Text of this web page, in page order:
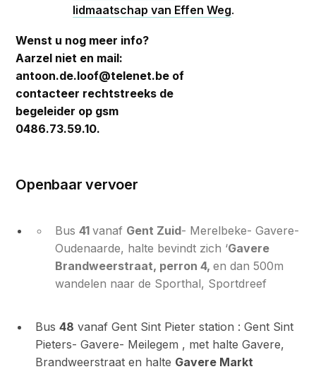
lidmaatschap van Effen Weg.
Wenst u nog meer info?
Aarzel niet en mail:
antoon.de.loof@telenet.be of
contacteer rechtstreeks de
begeleider op gsm
0486.73.59.10.
Openbaar vervoer
Bus41vanaf Gent Zuid- Merelbeke- Gavere-
Oudenaarde, halte bevindt zich ‘Gavere
Brandweerstraat, perron 4,en dan 500m
wandelen naar de Sporthal, Sportdreef
Bus48 vanaf Gent Sint Pieter station : Gent Sint
Pieters- Gavere- Meilegem , met halte Gavere,
Brandweerstraat en halte Gavere Markt